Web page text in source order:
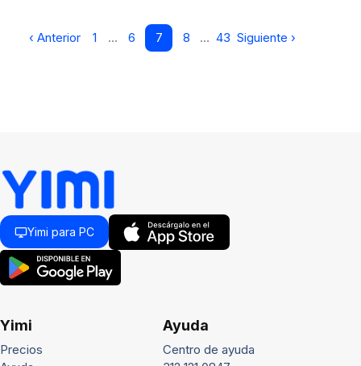
‹ Anterior 1 … 6 7 8 … 43 Siguiente ›
Yimi para PC
Yimi
Precios
Ayuda
Centro de ayuda